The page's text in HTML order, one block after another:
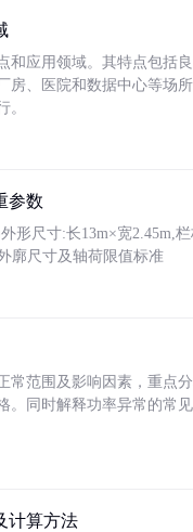
和应用领域。其特点包括
房、医院和数据中心等场
。
参数
形尺寸:长13m×宽2.45m,
廓尺寸及轴荷限值标准
常范围及影响因素，重点
。同时解释功率异常的常
计算方法